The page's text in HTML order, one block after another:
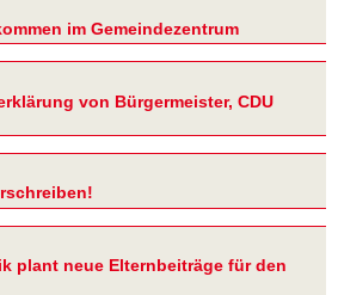
im Gemeindezentrum
von Bürgermeister, CDU
plant neue Elternbeiträge für den